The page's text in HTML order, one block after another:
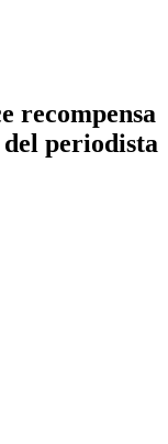
recompensa
periodista